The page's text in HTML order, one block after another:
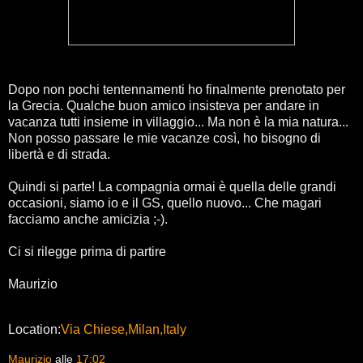
Dopo non pochi tentennamenti ho finalmente prenotato per
la Grecia. Qualche buon amico insisteva per andare in
vacanza tutti insieme in villaggio... Ma non è la mia natura...
Non posso passare le mie vacanze così, ho bisogno di
libertà e di strada.
Quindi si parte! La compagnia ormai è quella delle grandi
occasioni, siamo io e il GS, quello nuovo... Che magari
facciamo anche amicizia ;-).
Ci si rilegge prima di partire
Maurizio
Location:Via Chiese,Milan,Italy
Maurizio alle 17:02